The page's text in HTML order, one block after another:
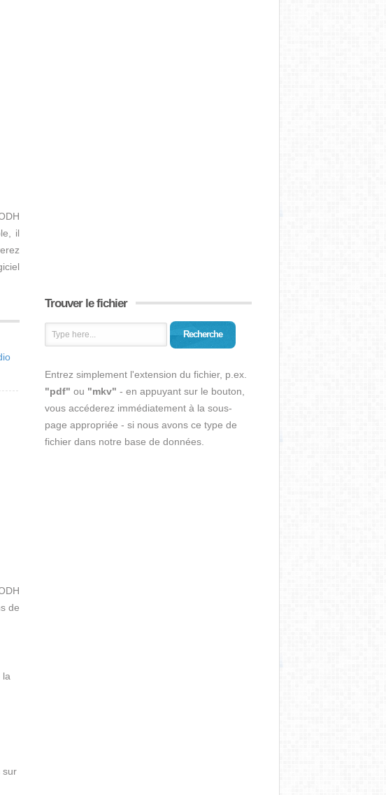
il
de
la
sur
Trouver le fichier
Recherche
Entrez simplement l'extension du fichier, p.ex.
"pdf" ou "mkv" - en appuyant sur le bouton,
vous accéderez immédiatement à la sous-
page appropriée - si nous avons ce type de
fichier dans notre base de données.